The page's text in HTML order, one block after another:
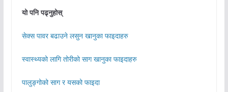
यो पनि पढ्नुहोस्
सेक्स पावर बढाउने लसुन खानुका फाइदाहरु
स्वास्थ्यको लागि तोरीको साग खानुका फाइदाहरु
पालुङ्गोको साग र यसको फाइदा